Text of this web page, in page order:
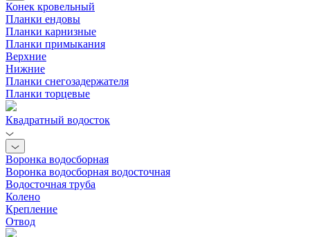
Конек кровельный
Планки ендовы
Планки карнизные
Планки примыкания
Верхние
Нижние
Планки снегозадержателя
Планки торцевые
Квадратный водосток
Воронка водосборная
Воронка водосборная водосточная
Водосточная труба
Колено
Крепление
Отвод